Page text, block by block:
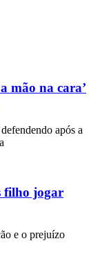
mão na cara’
após a
filho jogar
e o prejuízo